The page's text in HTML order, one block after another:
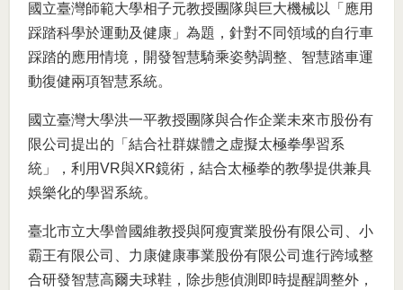
國立臺灣師範大學相子元教授團隊與巨大機械以「應用
踩踏科學於運動及健康」為題，針對不同領域的自行車
踩踏的應用情境，開發智慧騎乘姿勢調整、智慧踏車運
動復健兩項智慧系統。
國立臺灣大學洪一平教授團隊與合作企業未來市股份有
限公司提出的「結合社群媒體之虚擬太極拳學習系
統」，利用VR與XR鏡術，結合太極拳的教學提供兼具
娛樂化的學習系統。
臺北市立大學曾國維教授與阿瘦實業股份有限公司、小
霸王有限公司、力康健康事業股份有限公司進行跨域整
合研發智慧高爾夫球鞋，除步態偵測即時提醒調整外，